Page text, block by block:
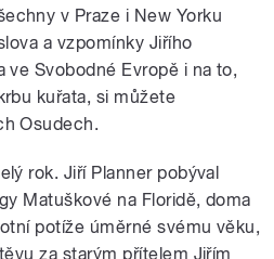
v Praze i New Yorku
a vzpomínky Jiřího
ve Svobodné Evropě i na to,
kuřata, si můžete
Osudech.
rok. Jiří Planner pobýval
Matuškové na Floridě, doma
potíže úměrné svému věku,
za starým přítelem Jiřím